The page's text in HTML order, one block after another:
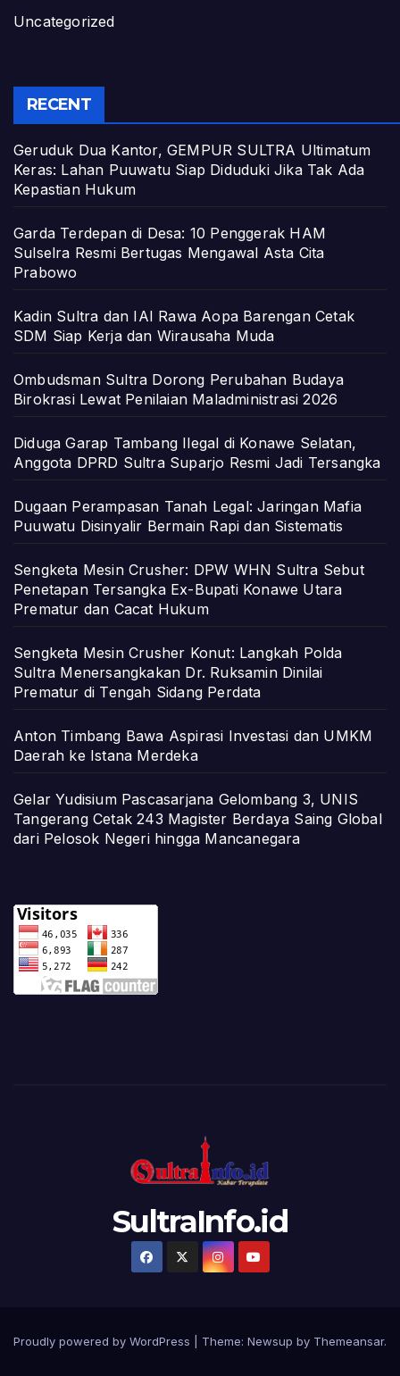
Uncategorized
RECENT
Geruduk Dua Kantor, GEMPUR SULTRA Ultimatum
Keras: Lahan Puuwatu Siap Diduduki Jika Tak Ada
Kepastian Hukum
Garda Terdepan di Desa: 10 Penggerak HAM
Sulselra Resmi Bertugas Mengawal Asta Cita
Prabowo
Kadin Sultra dan IAI Rawa Aopa Barengan Cetak
SDM Siap Kerja dan Wirausaha Muda
Ombudsman Sultra Dorong Perubahan Budaya
Birokrasi Lewat Penilaian Maladministrasi 2026
Diduga Garap Tambang Ilegal di Konawe Selatan,
Anggota DPRD Sultra Suparjo Resmi Jadi Tersangka
Dugaan Perampasan Tanah Legal: Jaringan Mafia
Puuwatu Disinyalir Bermain Rapi dan Sistematis
Sengketa Mesin Crusher: DPW WHN Sultra Sebut
Penetapan Tersangka Ex-Bupati Konawe Utara
Prematur dan Cacat Hukum
Sengketa Mesin Crusher Konut: Langkah Polda
Sultra Menersangkakan Dr. Ruksamin Dinilai
Prematur di Tengah Sidang Perdata
Anton Timbang Bawa Aspirasi Investasi dan UMKM
Daerah ke Istana Merdeka
Gelar Yudisium Pascasarjana Gelombang 3, UNIS
Tangerang Cetak 243 Magister Berdaya Saing Global
dari Pelosok Negeri hingga Mancanegara
SultraInfo.id
Proudly powered by WordPress Theme: Newsup by Themeansar.